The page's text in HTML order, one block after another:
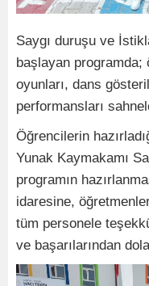
Saygı duruşu ve
başlayan programda;
oyunları, dans
performansları
Öğrencilerin
Yunak Kaymakamı
programın
idaresine,
tüm personele
ve başarılarından